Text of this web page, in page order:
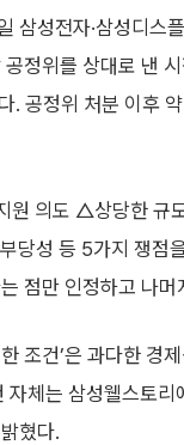
성전자·삼성디스플
정위를 상대로 낸
. 공정위 처분 이후
원 의도 △상당한 규
성 등 5가지 쟁점
점만 인정하고 나
조건’은 과다한 경
체는 삼성웰스토
혔다.